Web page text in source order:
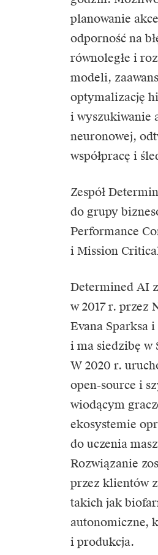
planowanie
odporność na
równoległe i
modeli,
optymalizację
i wyszukiwanie
neuronowej,
współpracę i
Zespół
do grupy
Performance
i Mission
Determined AI
w 2017 r. przez
Evana Sparksa
i ma siedzibę w
W 2020 r.
open-source i
wiodącym
ekosystemie
do uczenia
Rozwiązanie
przez klientów
takich jak
autonomiczne,
i produkcja.